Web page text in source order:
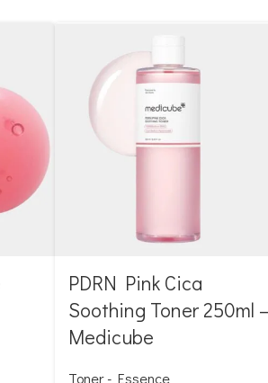
PDRN Pink Cica
Soothing Toner 250ml –
Medicube
Toner - Essence